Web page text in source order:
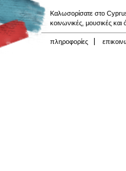
Καλωσορίσατε στο
κοινωνικές, μουσικές
πληροφορίες